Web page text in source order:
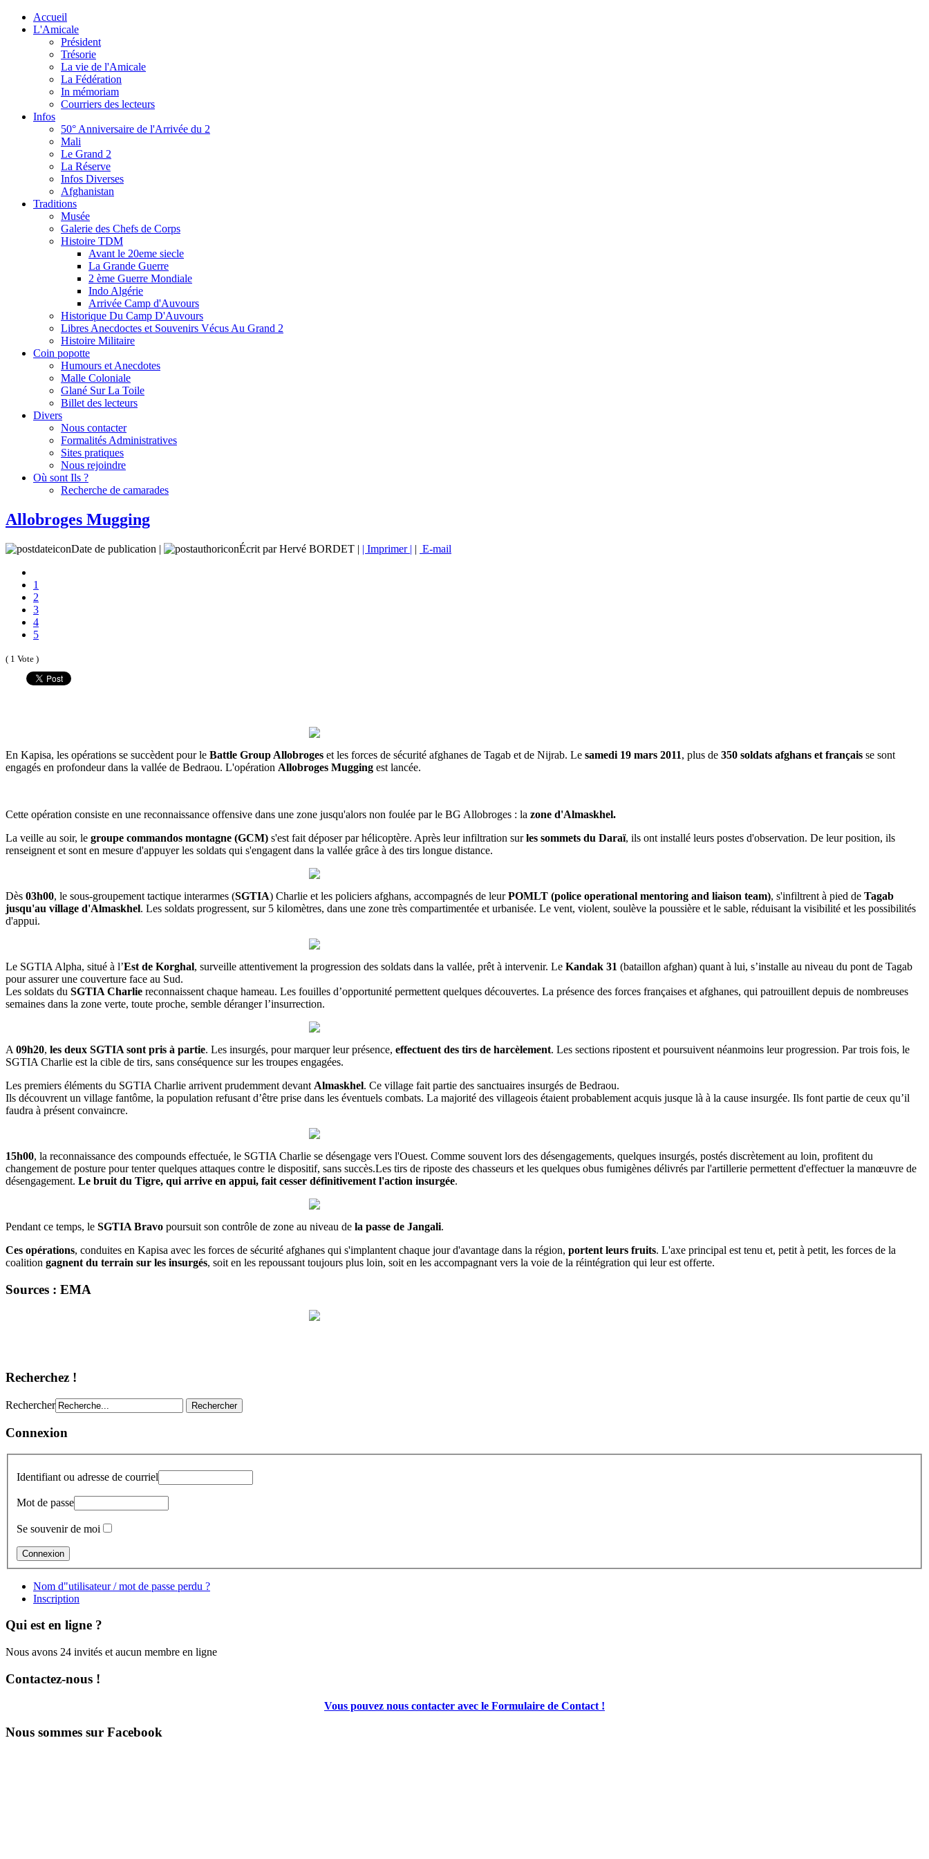
Accueil
L'Amicale
Président
Trésorie
La vie de l'Amicale
La Fédération
In mémoriam
Courriers des lecteurs
Infos
50° Anniversaire de l'Arrivée du 2
Mali
Le Grand 2
La Réserve
Infos Diverses
Afghanistan
Traditions
Musée
Galerie des Chefs de Corps
Histoire TDM
Avant le 20eme siecle
La Grande Guerre
2 ème Guerre Mondiale
Indo Algérie
Arrivée Camp d'Auvours
Historique Du Camp D'Auvours
Libres Anecdoctes et Souvenirs Vécus Au Grand 2
Histoire Militaire
Coin popotte
Humours et Anecdotes
Malle Coloniale
Glané Sur La Toile
Billet des lecteurs
Divers
Nous contacter
Formalités Administratives
Sites pratiques
Nous rejoindre
Où sont Ils ?
Recherche de camarades
Allobroges Mugging
Date de publication | Écrit par Hervé BORDET | | Imprimer | | E-mail
1
2
3
4
5
( 1 Vote )
En Kapisa, les opérations se succèdent pour le Battle Group Allobroges et les forces de sécurité afghanes de Tagab et de Nijrab. Le samedi 19 mars 2011, plus de 350 soldats afghans et français se sont
engagés en profondeur dans la vallée de Bedraou. L'opération Allobroges Mugging est lancée.
Cette opération consiste en une reconnaissance offensive dans une zone jusqu'alors non foulée par le BG Allobroges : la zone d'Almaskhel.
La veille au soir, le groupe commandos montagne (GCM) s'est fait déposer par hélicoptère. Après leur infiltration surles sommets du Daraï, ils ont installé leurs postes d'observation. De leur position, ils
renseignent et sont en mesure d'appuyer les soldats qui s'engagent dans la vallée grâce à des tirs longue distance.
Dès 03h00, le sous-groupement tactique interarmes (SGTIA) Charlie et les policiers afghans, accompagnés de leurPOMLT (police operational mentoring and liaison team), s'infiltrent à pied de Tagab
jusqu'au village d'Almaskhel. Les soldats progressent, sur 5 kilomètres, dans une zone très compartimentée et urbanisée. Le vent, violent, soulève la poussière et le sable, réduisant la visibilité et les possibilités
d'appui.
Le SGTIA Alpha, situé à l’Est de Korghal, surveille attentivement la progression des soldats dans la vallée, prêt à intervenir. Le Kandak 31 (bataillon afghan) quant à lui, s’installe au niveau du pont de Tagab
pour assurer une couverture face au Sud.
Les soldats du SGTIA Charlie reconnaissent chaque hameau. Les fouilles d’opportunité permettent quelques découvertes. La présence des forces françaises et afghanes, qui patrouillent depuis de nombreuses
semaines dans la zone verte, toute proche, semble déranger l’insurrection.
A 09h20, les deux SGTIA sont pris à partie. Les insurgés, pour marquer leur présence, effectuent des tirs de harcèlement. Les sections ripostent et poursuivent néanmoins leur progression. Par trois fois, le
SGTIA Charlie est la cible de tirs, sans conséquence sur les troupes engagées.
Les premiers éléments du SGTIA Charlie arrivent prudemment devant Almaskhel. Ce village fait partie des sanctuaires insurgés de Bedraou.
Ils découvrent un village fantôme, la population refusant d’être prise dans les éventuels combats. La majorité des villageois étaient probablement acquis jusque là à la cause insurgée. Ils font partie de ceux qu’il
faudra à présent convaincre.
15h00, la reconnaissance des compounds effectuée, le SGTIA Charlie se désengage vers l'Ouest. Comme souvent lors des désengagements, quelques insurgés, postés discrètement au loin, profitent du
changement de posture pour tenter quelques attaques contre le dispositif, sans succès.Les tirs de riposte des chasseurs et les quelques obus fumigènes délivrés par l'artillerie permettent d'effectuer la manœuvre de
désengagement. Le bruit du Tigre, qui arrive en appui, fait cesser définitivement l'action insurgée.
Pendant ce temps, le SGTIA Bravo poursuit son contrôle de zone au niveau de la passe de Jangali.
Ces opérations, conduites en Kapisa avec les forces de sécurité afghanes qui s'implantent chaque jour d'avantage dans la région, portent leurs fruits. L'axe principal est tenu et, petit à petit, les forces de la
coalition gagnent du terrain sur les insurgés, soit en les repoussant toujours plus loin, soit en les accompagnant vers la voie de la réintégration qui leur est offerte.
Sources : EMA
Recherchez !
Rechercher
Connexion
Identifiant ou adresse de courriel
Mot de passe
Se souvenir de moi
Nom d"utilisateur / mot de passe perdu ?
Inscription
Qui est en ligne ?
Nous avons 24 invités et aucun membre en ligne
Contactez-nous !
Vous pouvez nous contacter avec le Formulaire de Contact !
Nous sommes sur Facebook